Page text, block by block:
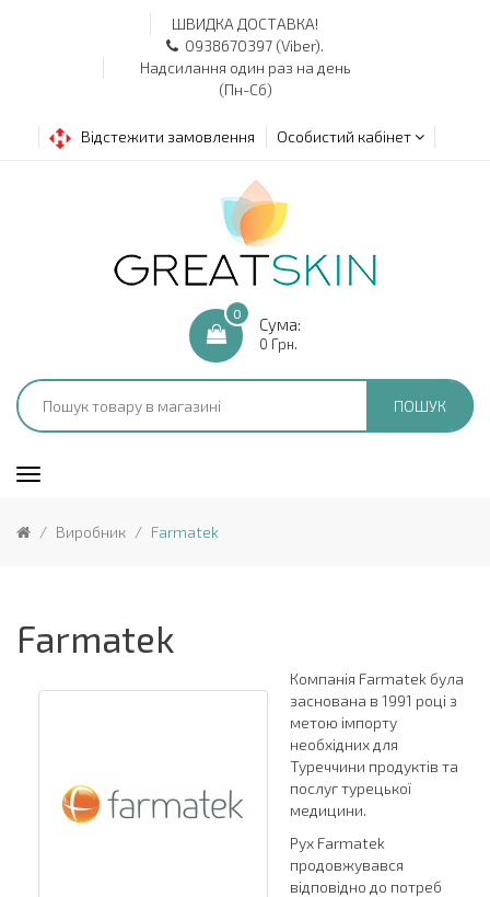
ШВИДКА ДОСТАВКА!
0938670397 (Viber).
Надсилання один раз на день
(Пн-Сб)
Відстежити замовлення Особистий кабінет
0
Сума:
0 Грн.
ПОШУК
Виробник Farmatek
Farmatek
Компанія Farmatek була
заснована в 1991 році з
метою імпорту
необхідних для
Туреччини продуктів та
послуг турецької
медицини.
Рух Farmatek
продовжувався
відповідно до потреб